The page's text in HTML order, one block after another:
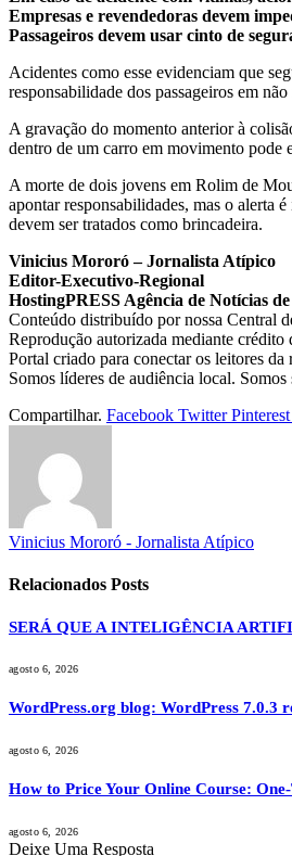
Empresas e revendedoras devem
Passageiros devem usar cinto de
Acidentes como esse evidenciam que
responsabilidade dos passageiros em
A gravação do momento anterior à
dentro de um carro em movimento pode
A morte de dois jovens em Rolim de
apontar responsabilidades, mas o alerta
devem ser tratados como brincadeira.
Vinicius Mororó – Jornalista Atípico
Editor-Executivo-Regional
HostingPRESS Agência de Notícias
Conteúdo distribuído por nossa Central
Reprodução autorizada mediante crédito
Portal criado para conectar os leitores
Somos líderes de audiência local. Somos
Compartilhar. Facebook Twitter Pinterest
Vinicius Mororó - Jornalista Atípico
Relacionados Posts
SERÁ QUE A INTELIGÊNCIA
agosto 6, 2026
WordPress.org blog: WordPress 7.0.3
agosto 6, 2026
How to Price Your Online Course:
agosto 6, 2026
Deixe Uma Resposta